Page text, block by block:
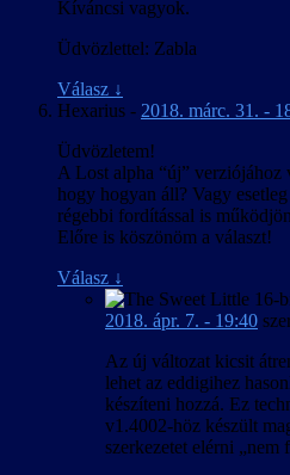
Kíváncsi vagyok.
Üdvözlettel: Zabla
Válasz ↓
Hexarius - 2018. márc. 31. -
Üdvözletem!
A Lost alpha “új”
hogy hogyan áll? Vagy
régebbi fordítással is
Előre is köszönöm a választ!
Válasz ↓
2018. ápr. 7. - 19:40
Az új változat kicsit
lehet az eddigihez
készíteni hozzá. Ez
v1.4002-höz készült
szerkezetet elérni „nem